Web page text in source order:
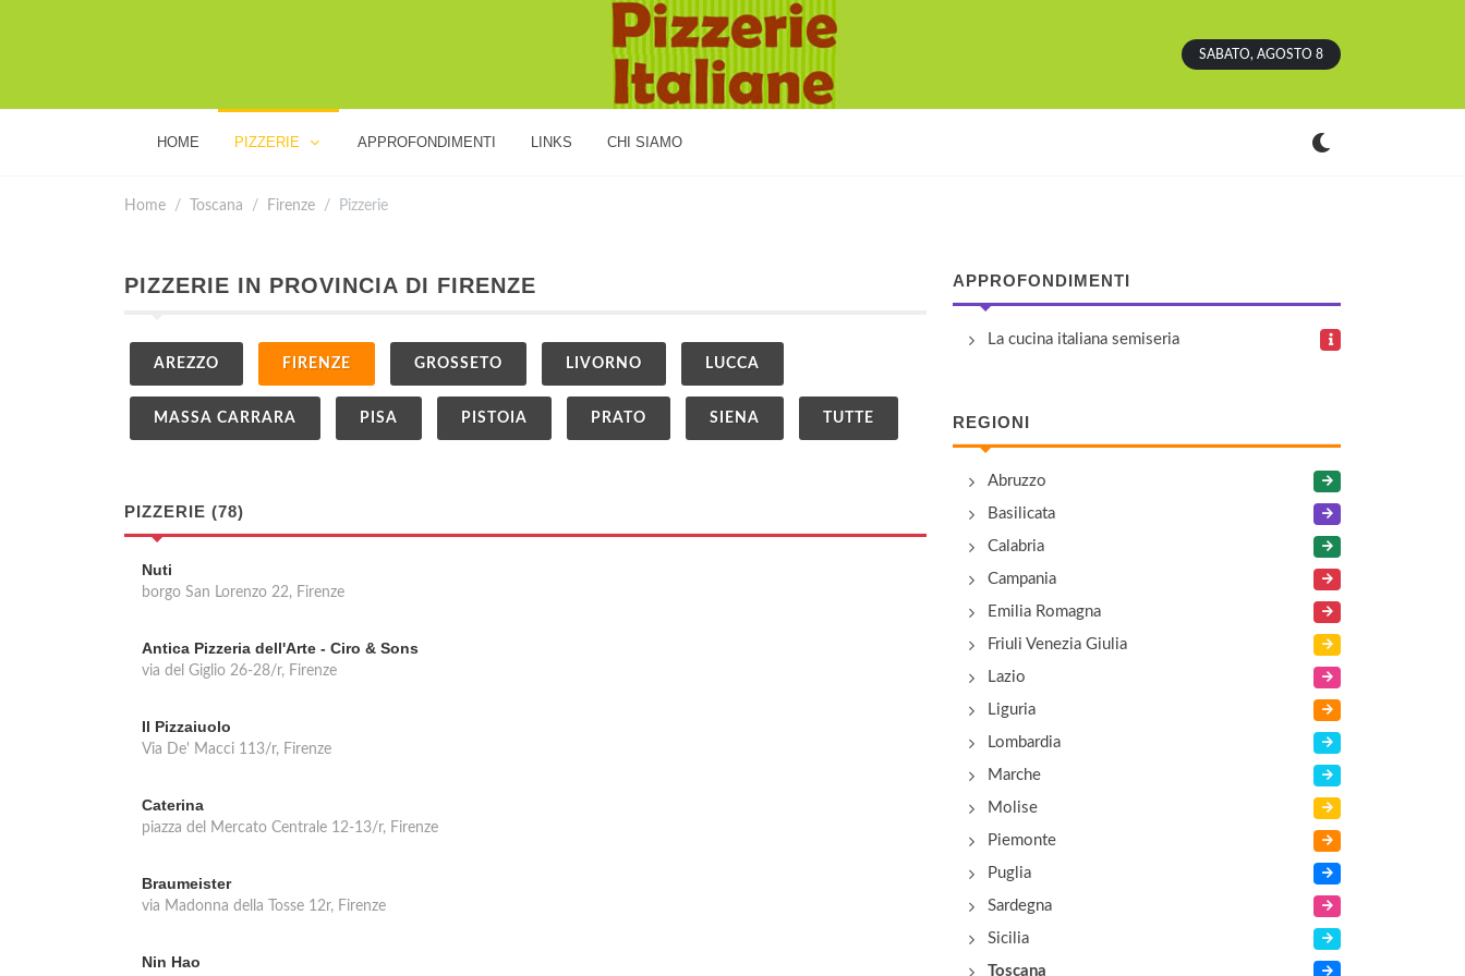
SABATO, AGOSTO 8
HOME PIZZERIE APPROFONDIMENTI LINKS CHI SIAMO
Home Toscana Firenze Pizzerie
PIZZERIE IN PROVINCIA DI FIRENZE
AREZZO FIRENZE GROSSETO LIVORNO LUCCA
MASSA CARRARA PISA PISTOIA PRATO SIENA TUTTE
PIZZERIE (78)
Nuti
borgo San Lorenzo 22, Firenze
Antica Pizzeria dell'Arte - Ciro & Sons
via del Giglio 26-28/r, Firenze
Il Pizzaiuolo
Via De' Macci 113/r, Firenze
Caterina
piazza del Mercato Centrale 12-13/r, Firenze
Braumeister
via Madonna della Tosse 12r, Firenze
Nin Hao
APPROFONDIMENTI
La cucina italiana semiseria
REGIONI
Abruzzo
Basilicata
Calabria
Campania
Emilia Romagna
Friuli Venezia Giulia
Lazio
Liguria
Lombardia
Marche
Molise
Piemonte
Puglia
Sardegna
Sicilia
Toscana